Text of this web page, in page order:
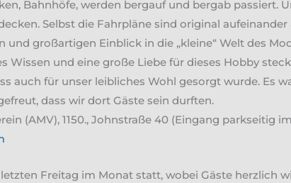
Bahnhöfe, werden bergauf und bergab passiert.
Selbst die Fahrpläne sind original
und großartigen Einblick in die „kleine“ Welt des
Wissen und eine große Liebe für dieses Hobby
auch für unser leibliches Wohl gesorgt wurde. Es
dass wir dort Gäste sein durften.
(AMV), 1150., Johnstraße 40 (Eingang parkseitig
Freitag im Monat statt, wobei Gäste herzlich